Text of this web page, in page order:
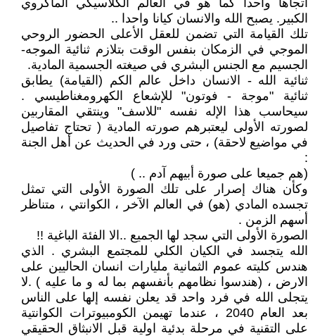
اتجاها واحدا كما هو في العالم الكلاسيكي الماكروي
الكبير. يصبح الله والانسان كيانا واحدا ..
تلك القيامة التي تضمن للعقل الأعلى الحضور الروحي
الموجي في الزمكان بنفس الوقت بتلازم ثنائية الموجه-
الجسيم مع الجنس البشري في صيغته الجسمية المادية.
ثنائية الله - الانسان داخل عالم الكم (القيامة) يطابق
ثنائية "موجة - فوتون" للإشعاع الكهرومغناطيسي .
سيحاسب هذا الإله نفسه "للاسف" وينتقي المقاربين
لصورته الأولى ليعتبرهم صورته المادية ( تحتاج تفاصيل
في مواضيع لاحقة) ، حتى ورد في الحديث عن أهل الجنة
:
(هم جميعا على صورة أبيهم آدم .. )
وكأن هناك إصرار على تلك الصورة الأولى التي تمثل
تجسده المادي (هو) في العالم الآخر ، الكوانتي ، متناظر
أسهم الزمن .
الصورة الأولى التي سجد لها الجميع ..الا الفئة الباغية !!
الله يتجسد في الكيان الكلي للمجتمع البشري . الذي
هندس كليته عموم الثمانية مليارات انسان الحاليين على
الارض ، (هندسوا نظامهم بأنفسهم بما له و ما عليه ) .لا
يتجلى الله في فرد واحد قد يعلن نفسه إلها على الناس
بعد العام 2040 ، عندما تهيمن الكومبيوترات الكوانتية
على التقنية في مرحلة بدئية اولية قبل الانبثاق الحقيقي